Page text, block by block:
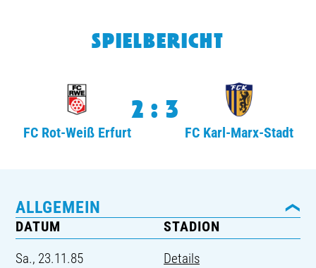
SPIELBERICHT
FC Rot-Weiß Erfurt
2:3
FC Karl-Marx-Stadt
ALLGEMEIN
DATUM
Sa., 23.11.85
STADION
Details